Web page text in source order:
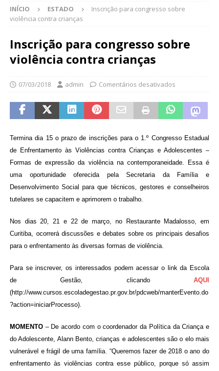
INÍCIO ESTADO
Inscrição para congresso sobre
violência contra crianças
Inscrição para congresso sobre
violência contra crianças
07/03/2018 admin Comentários desativados
Termina dia 15 o prazo de inscrições para o 1.º Congresso Estadual
de Enfrentamento às Violências contra Crianças e Adolescentes –
Formas de expressão da violência na contemporaneidade. Essa é
uma oportunidade oferecida pela Secretaria da Família e
Desenvolvimento Social para que técnicos, gestores e conselheiros
tutelares se capacitem e aprimorem o trabalho.
Nos dias 20, 21 e 22 de março, no Restaurante Madalosso, em
Curitiba, ocorrerá discussões e debates sobre os principais desafios
para o enfrentamento às diversas formas de violência.
Para se inscrever, os interessados podem acessar o link da Escola
de Gestão, clicando AQUI
(http://www.cursos.escoladegestao.pr.gov.br/pdcweb/manterEvento.do
?action=iniciarProcesso).
MOMENTO – De acordo com o coordenador da Política da Criança e
do Adolescente, Alann Bento, crianças e adolescentes são o elo mais
vulnerável e frágil de uma família. “Queremos fazer de 2018 o ano do
enfrentamento às violências contra esse público, porque só assim